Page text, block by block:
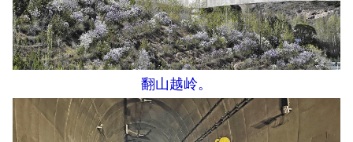
翻山越岭。